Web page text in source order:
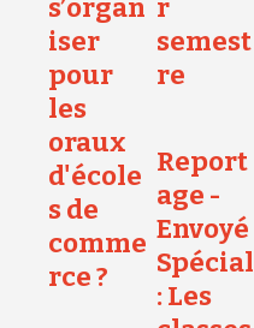
s’organ
iser
pour
les
oraux
d'école
s de
comme
rce ?
r
semest
re
Report
age -
Envoyé
Spécial
: Les